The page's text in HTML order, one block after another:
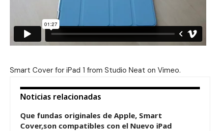
Smart Cover for iPad 1 from Studio Neat on Vimeo.
Noticias relacionadas
Que fundas originales de Apple, Smart
Cover,son compatibles con el Nuevo iPad